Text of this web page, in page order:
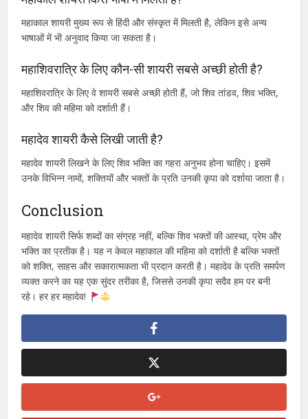
महादेव स्टेटस और शायरी में क्या अंतर है?
महादेव स्टेटस संक्षिप्त और प्रभावशाली होते हैं, जिन्हें सोशल मीडिया पर आसानी
से शेयर किया जा सकता है, जबकि शायरी अधिक गहरी और विस्तृत भावनाओं को
प्रकट करती है।
महाकाल शायरी किस भाषा में मिलती है?
भाषाओं में भी अनुवाद किया जा सकता है।
महाशिवरात्रि के लिए कौन-सी शायरी सबसे अच्छी होती है?
और शिव की महिमा को दर्शाती हैं।
महादेव शायरी कैसे लिखी जाती है?
महादेव शायरी लिखने के लिए शिव भक्ति का गहरा अनुभव होना चाहिए। इसमें
उनके विभिन्न नामों, शक्तियों और भक्तों के प्रति उनकी कृपा को दर्शाया जाता है।
Conclusion
महादेव शायरी सिर्फ शब्दों का संग्रह नहीं, बल्कि शिव भक्तों की आस्था, प्रेम और
भक्ति का प्रतीक है। यह न केवल महाकाल की महिमा को दर्शाती है बल्कि भक्तों
को शक्ति, साहस और सकारात्मकता भी प्रदान करती है। महादेव के प्रति समर्पण
व्यक्त करने का यह एक सुंदर तरीका है, जिससे उनकी कृपा सदैव हम पर बनी